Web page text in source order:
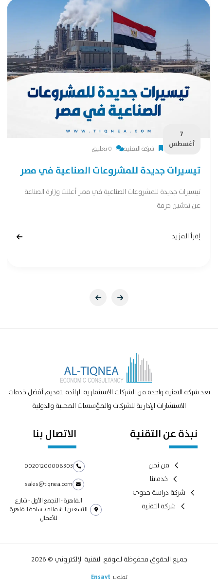
7
أغسطس
شركة التقنية 0 تعليق
تيسيرات جديدة للمشروعات الصناعية في مصر
تيسيرات جديدة للمشروعات الصناعية في مصر أعلنت وزارة الصناعة
عن تدشين حزمة
إقرأ المزيد
تعد شركة التقنية واحدة من الشركات الاستثمارية الرائدة لتقديم أفضل خدمات
الاستشارات الإدارية للشركات والمؤسسات المحلية والدولية
نبذة عن التقنية
من نحن
خدماتنا
شركة دراسة جدوى
شركة التقنية
الاتصال بنا
00201200006303
sales@tiqnea.com
القاهرة - التجمع الأول - شارع
التسعين الشمالي، ساحة القاهرة
للأعمال
جميع الحقوق محفوظة لموقع التقنية الإلكتروني © 2026
تطوير